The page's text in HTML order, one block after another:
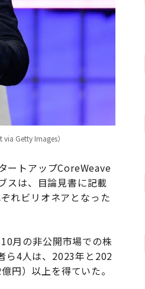
Getty Images）
ートアップCoreWeave
スは、目論見書に記載
れビリオネアとなった
月の非公開市場での株
ら4人は、2023年と202
円）以上を得ていた。